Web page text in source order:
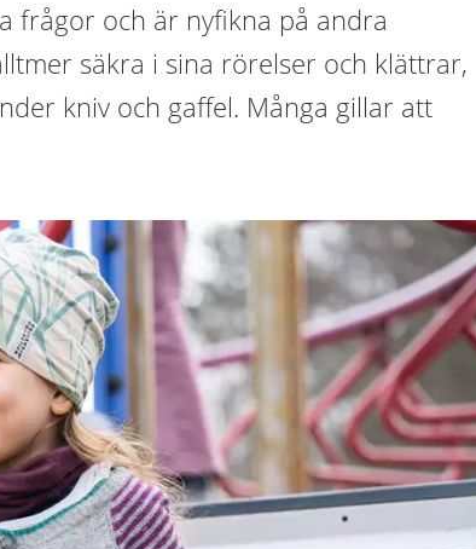
frågor och är nyfikna på andra
säkra i sina rörelser och klättrar,
kniv och gaffel. Många gillar att